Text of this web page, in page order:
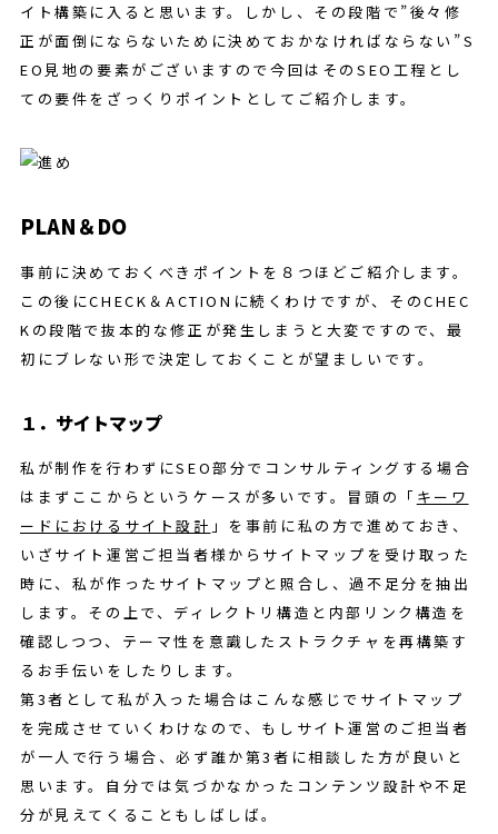
イト構築に入ると思います。しかし、その段階で”後々修
正が面倒にならないために決めておかなければならない”S
EO見地の要素がございますので今回はそのSEO工程とし
ての要件をざっくりポイントとしてご紹介します。
PLAN＆DO
事前に決めておくべきポイントを８つほどご紹介します。
この後にCHECK＆ACTIONに続くわけですが、そのCHEC
Kの段階で抜本的な修正が発生しまうと大変ですので、最
初にブレない形で決定しておくことが望ましいです。
１．サイトマップ
私が制作を行わずにSEO部分でコンサルティングする場合
はまずここからというケースが多いです。冒頭の「 キーワ
ードにおけるサイト設計 」を事前に私の方で進めておき、
いざサイト運営ご担当者様からサイトマップを受け取った
時に、私が作ったサイトマップと照合し、過不足分を抽出
します。その上で、ディレクトリ構造と内部リンク構造を
確認しつつ、テーマ性を意識したストラクチャを再構築す
るお手伝いをしたりします。
第3者として私が入った場合はこんな感じでサイトマップ
を完成させていくわけなので、もしサイト運営のご担当者
が一人で行う場合、必ず誰か第3者に相談した方が良いと
思います。自分では気づかなかったコンテンツ設計や不足
分が見えてくることもしばしば。